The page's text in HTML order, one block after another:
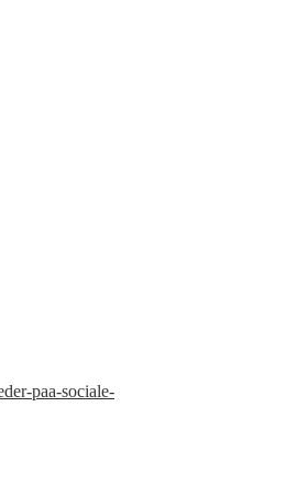
paa-sociale-